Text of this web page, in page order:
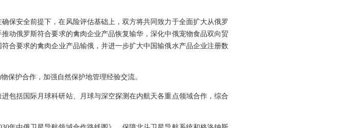
保安全前提下，在风险评估基础上，双方将共同致力于全面扩大从俄罗
动俄罗斯符合要求的禽肉企业产品恢复输华，深化中俄宠物食品双向贸
合要求的禽肉企业产品输俄，并进一步扩大中国输俄水产品企业注册数
保护合作，加强自然保护地管理经验交流。
包括国际月球科研站、月球与深空探测在内航天各重点领域合作，综合